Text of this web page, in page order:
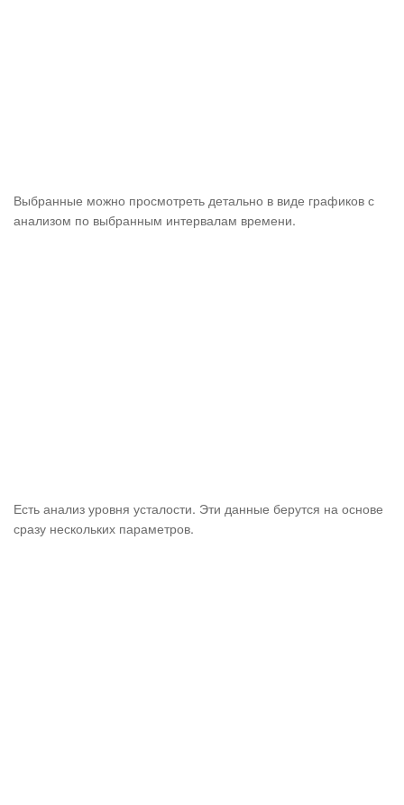
Выбранные можно просмотреть детально в виде графиков с
анализом по выбранным интервалам времени.
Есть анализ уровня усталости. Эти данные берутся на основе
сразу нескольких параметров.